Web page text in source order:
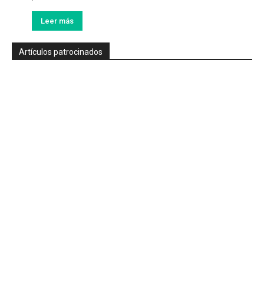
Leer más
Artículos patrocinados